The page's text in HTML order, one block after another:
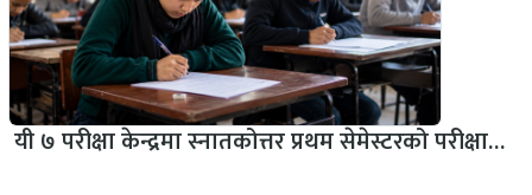
यी ७ परीक्षा केन्द्रमा स्नातकोत्तर प्रथम सेमेस्टरको परीक्षा…